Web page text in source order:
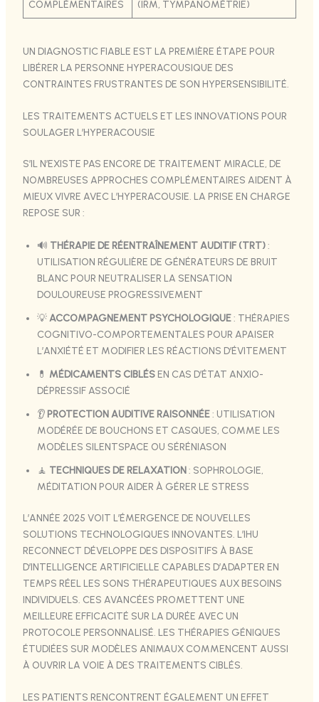
COMPLÉMENTAIRES (IRM, TYMPANOMÉTRIE)
UN DIAGNOSTIC FIABLE EST LA PREMIÈRE ÉTAPE POUR
LIBÉRER LA PERSONNE HYPERACOUSIQUE DES
CONTRAINTES FRUSTRANTES DE SON HYPERSENSIBILITÉ.
LES TRAITEMENTS ACTUELS ET LES INNOVATIONS POUR
SOULAGER L’HYPERACOUSIE
S’IL N’EXISTE PAS ENCORE DE TRAITEMENT MIRACLE, DE
NOMBREUSES APPROCHES COMPLÉMENTAIRES AIDENT À
MIEUX VIVRE AVEC L’HYPERACOUSIE. LA PRISE EN CHARGE
REPOSE SUR :
🔊 THÉRAPIE DE RÉENTRAÎNEMENT AUDITIF (TRT):
UTILISATION RÉGULIÈRE DE GÉNÉRATEURS DE BRUIT
BLANC POUR NEUTRALISER LA SENSATION
DOULOUREUSE PROGRESSIVEMENT
💡ACCOMPAGNEMENT PSYCHOLOGIQUE: THÉRAPIES
COGNITIVO-COMPORTEMENTALES POUR APAISER
L’ANXIÉTÉ ET MODIFIER LES RÉACTIONS D’ÉVITEMENT
💊 MÉDICAMENTS CIBLÉSEN CAS D’ÉTAT ANXIO-
DÉPRESSIF ASSOCIÉ
👂 PROTECTION AUDITIVE RAISONNÉE: UTILISATION
MODÉRÉE DE BOUCHONS ET CASQUES, COMME LES
MODÈLES SILENTSPACE OU SÉRÉNIASON
🧘 TECHNIQUES DE RELAXATION: SOPHROLOGIE,
MÉDITATION POUR AIDER À GÉRER LE STRESS
L’ANNÉE 2025 VOIT L’ÉMERGENCE DE NOUVELLES
SOLUTIONS TECHNOLOGIQUES INNOVANTES. L’IHU
RECONNECT DÉVELOPPE DES DISPOSITIFS À BASE
D’INTELLIGENCE ARTIFICIELLE CAPABLES D’ADAPTER EN
TEMPS RÉEL LES SONS THÉRAPEUTIQUES AUX BESOINS
INDIVIDUELS. CES AVANCÉES PROMETTENT UNE
MEILLEURE EFFICACITÉ SUR LA DURÉE AVEC UN
PROTOCOLE PERSONNALISÉ. LES THÉRAPIES GÉNIQUES
ÉTUDIÉES SUR MODÈLES ANIMAUX COMMENCENT AUSSI
À OUVRIR LA VOIE À DES TRAITEMENTS CIBLÉS.
LES PATIENTS RENCONTRENT ÉGALEMENT UN EFFET